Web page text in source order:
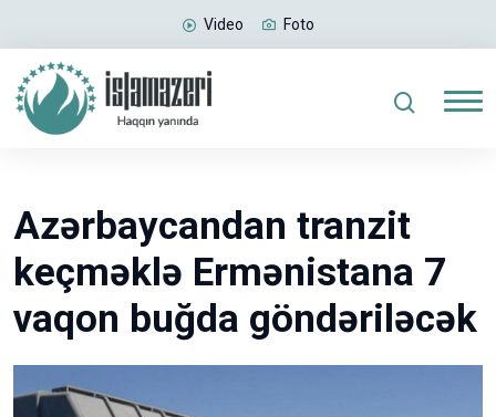
Video Foto
Azərbaycandan tranzit
keçməklə Ermənistana 7
vaqon buğda göndəriləcək